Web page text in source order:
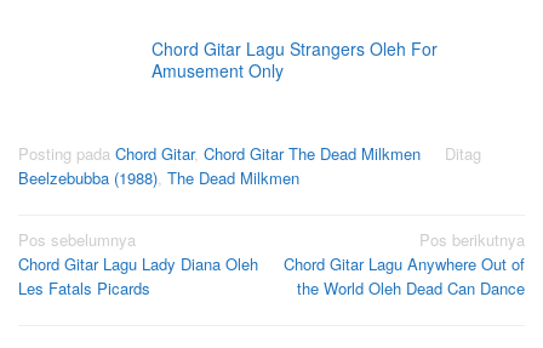
Chord Gitar Lagu Strangers Oleh For
Amusement Only
Posting pada Chord Gitar, Chord Gitar The Dead Milkmen
Ditag
Beelzebubba (1988), The Dead Milkmen
Navigasi
pos
Pos sebelumnya
Chord Gitar Lagu Lady Diana Oleh
Les Fatals Picards
Pos berikutnya
Chord Gitar Lagu Anywhere Out of
the World Oleh Dead Can Dance